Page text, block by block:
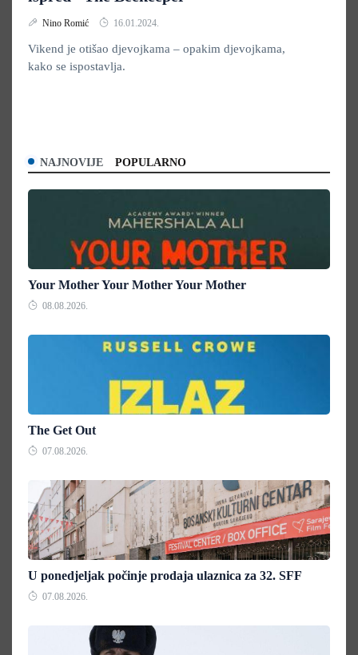
Nino Romić 16.01.2024.
Vikend je otišao djevojkama – opakim djevojkama,
kako se ispostavlja.
NAJNOVIJE POPULARNO
Your Mother Your Mother Your Mother
08.08.2026.
The Get Out
07.08.2026.
U ponedjeljak počinje prodaja ulaznica za 32. SFF
07.08.2026.